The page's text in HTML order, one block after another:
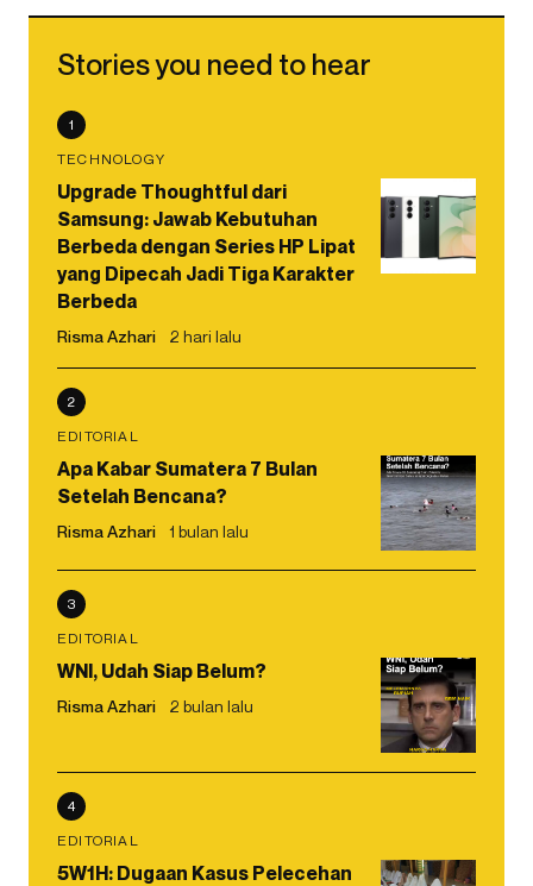
Stories you need to hear
1
TECHNOLOGY
Upgrade Thoughtful dari
Samsung: Jawab Kebutuhan
Berbeda dengan Series HP Lipat
yang Dipecah Jadi Tiga Karakter
Berbeda
Risma Azhari 2 hari lalu
2
EDITORIAL
Apa Kabar Sumatera 7 Bulan
Setelah Bencana?
Risma Azhari 1 bulan lalu
3
EDITORIAL
WNI, Udah Siap Belum?
Risma Azhari 2 bulan lalu
4
EDITORIAL
5W1H: Dugaan Kasus Pelecehan